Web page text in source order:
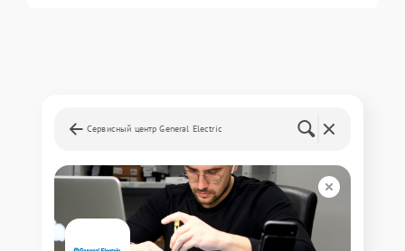
Сервисный центр General Electric